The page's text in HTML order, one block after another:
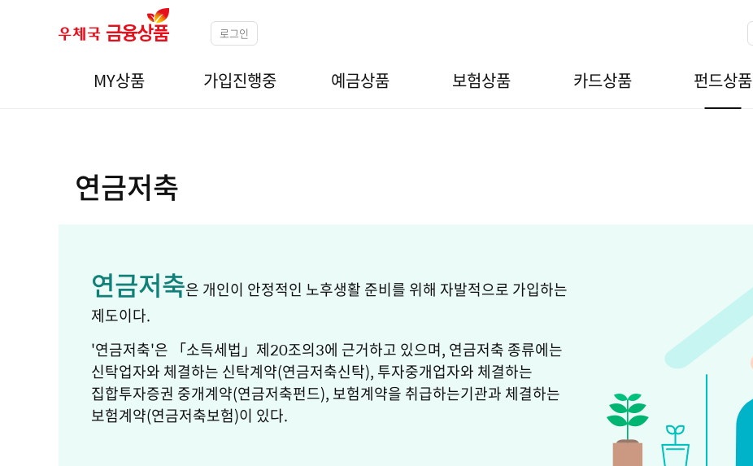
로그인
MY상품 가입진행중 예금상품 보험상품 카드상품 펀드상품
연금저축
연금저축은 개인이 안정적인 노후생활 준비를 위해 자발적으로 가입하는
제도이다.
'연금저축'은 「소득세법」제20조의3에 근거하고 있으며, 연금저축 종류에는
신탁업자와 체결하는 신탁계약(연금저축신탁), 투자중개업자와 체결하는
집합투자증권 중개계약(연금저축펀드), 보험계약을 취급하는기관과 체결하는
보험계약(연금저축보험)이 있다.